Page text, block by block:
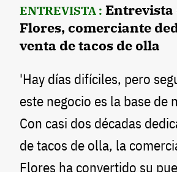
ENTREVISTA : Entrevista
Flores, comerciante
venta de tacos de olla
'Hay días difíciles, pero
este negocio es la base de
Con casi dos décadas
de tacos de olla, la
Flores ha convertido su